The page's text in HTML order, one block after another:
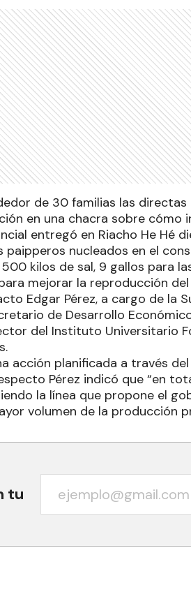
de 30 familias las
en una chacra sobre
entregó en Riacho He Hé
nucleados en el
kilos de sal, 9 gallos para
mejorar la reproducción
Edgar Pérez, a cargo de la
de Desarrollo
del Instituto Universitario
acción planificada a través
Pérez indicó que “en
la línea que propone el
volumen de la producción
tu